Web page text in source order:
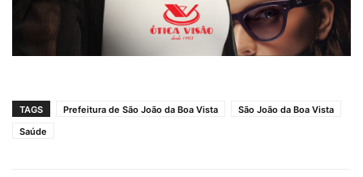
TAGS Prefeitura de São João da Boa Vista
São João da Boa Vista
Saúde